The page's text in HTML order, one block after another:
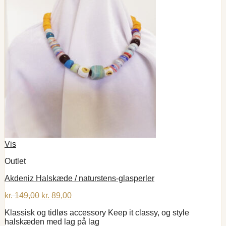
Vis
Outlet
Akdeniz Halskæde / naturstens-glasperler
kr.149,00 Den
pris
var:
kr. 89,00Den
pris
er:
Klassisk og tidløs accessory Keep it classy, og style
halskæden med lag på lag